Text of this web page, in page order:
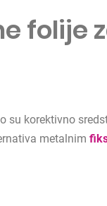
folije
su korektivno
metalnim